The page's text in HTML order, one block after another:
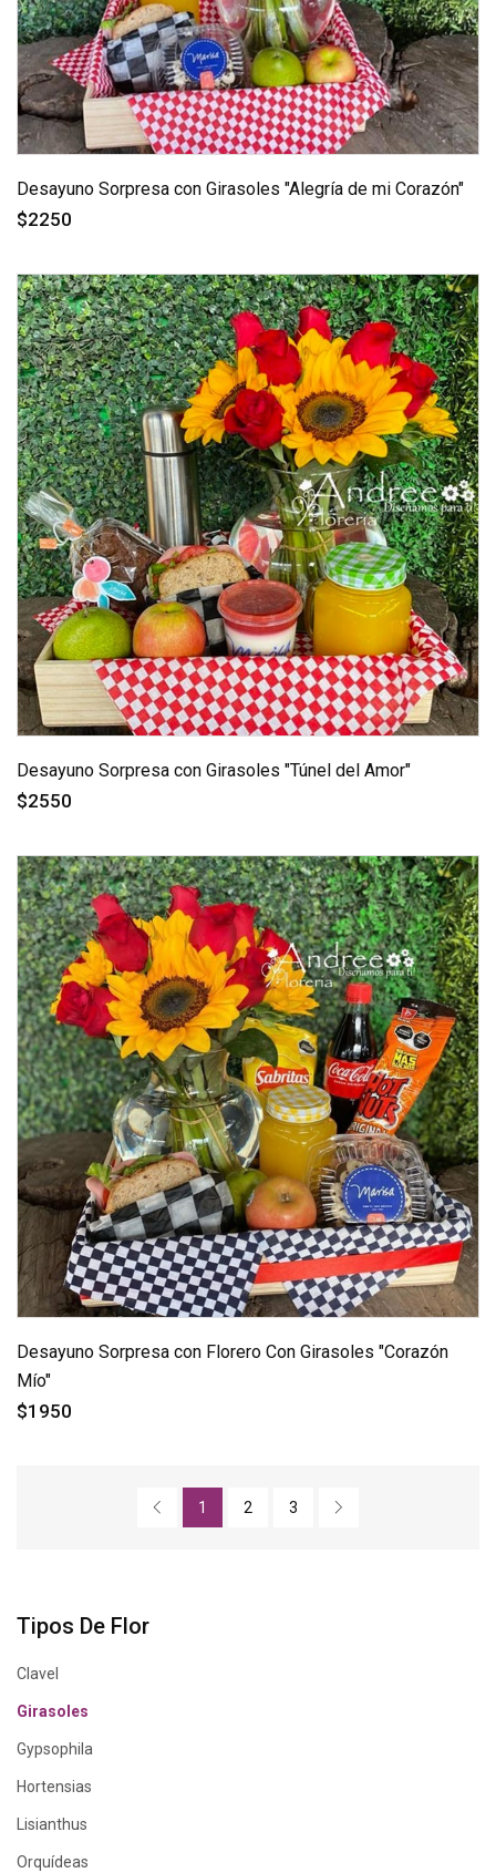
Tipos De Flor
Clavel
Girasoles
Gypsophila
Hortensias
Lisianthus
Orquídeas
Desayuno Sorpresa con Girasoles "Alegría de mi Corazón"
$2250
Desayuno Sorpresa con Girasoles "Túnel del Amor"
$2550
Desayuno Sorpresa con Florero Con Girasoles "Corazón
Mío"
$1950
1 2 3